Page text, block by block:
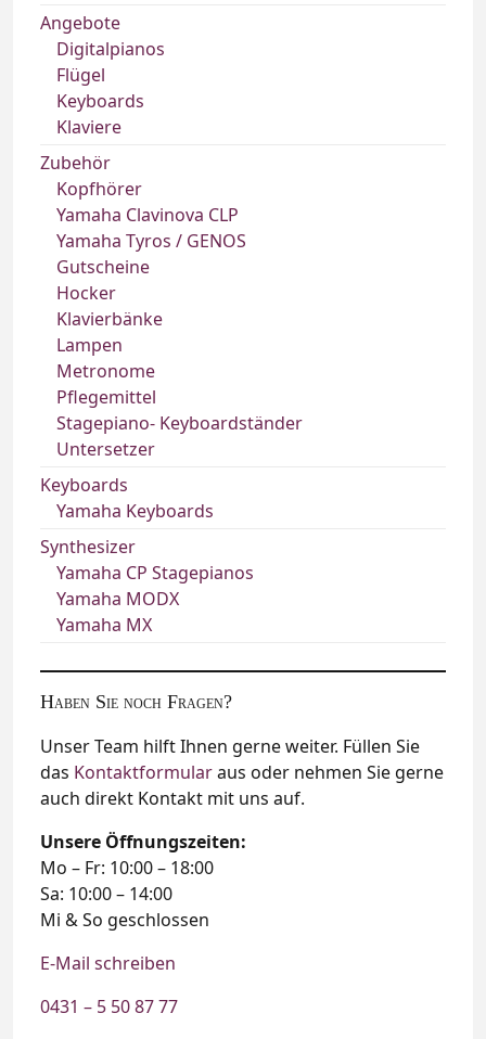
Angebote
Digitalpianos
Flügel
Keyboards
Klaviere
Zubehör
Kopfhörer
Yamaha Clavinova CLP
Yamaha Tyros / GENOS
Gutscheine
Hocker
Klavierbänke
Lampen
Metronome
Pflegemittel
Stagepiano- Keyboardständer
Untersetzer
Keyboards
Yamaha Keyboards
Synthesizer
Yamaha CP Stagepianos
Yamaha MODX
Yamaha MX
Haben Sie noch Fragen?
Unser Team hilft Ihnen gerne weiter. Füllen Sie
das Kontaktformularaus oder nehmen Sie gerne
auch direkt Kontakt mit uns auf.
Unsere Öffnungszeiten:
Mo – Fr: 10:00 – 18:00
Sa: 10:00 – 14:00
Mi & So geschlossen
E-Mail schreiben
0431 – 5 50 87 77